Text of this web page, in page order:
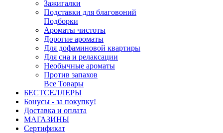
Зажигалки
Подставки для благовоний
Подборки
Ароматы чистоты
Дорогие ароматы
Для дофаминовой квартиры
Для сна и релаксации
Необычные ароматы
Против запахов
Все Товары
БЕСТСЕЛЛЕРЫ
Бонусы - за покупку!
Доставка и оплата
МАГАЗИНЫ
Cертификат